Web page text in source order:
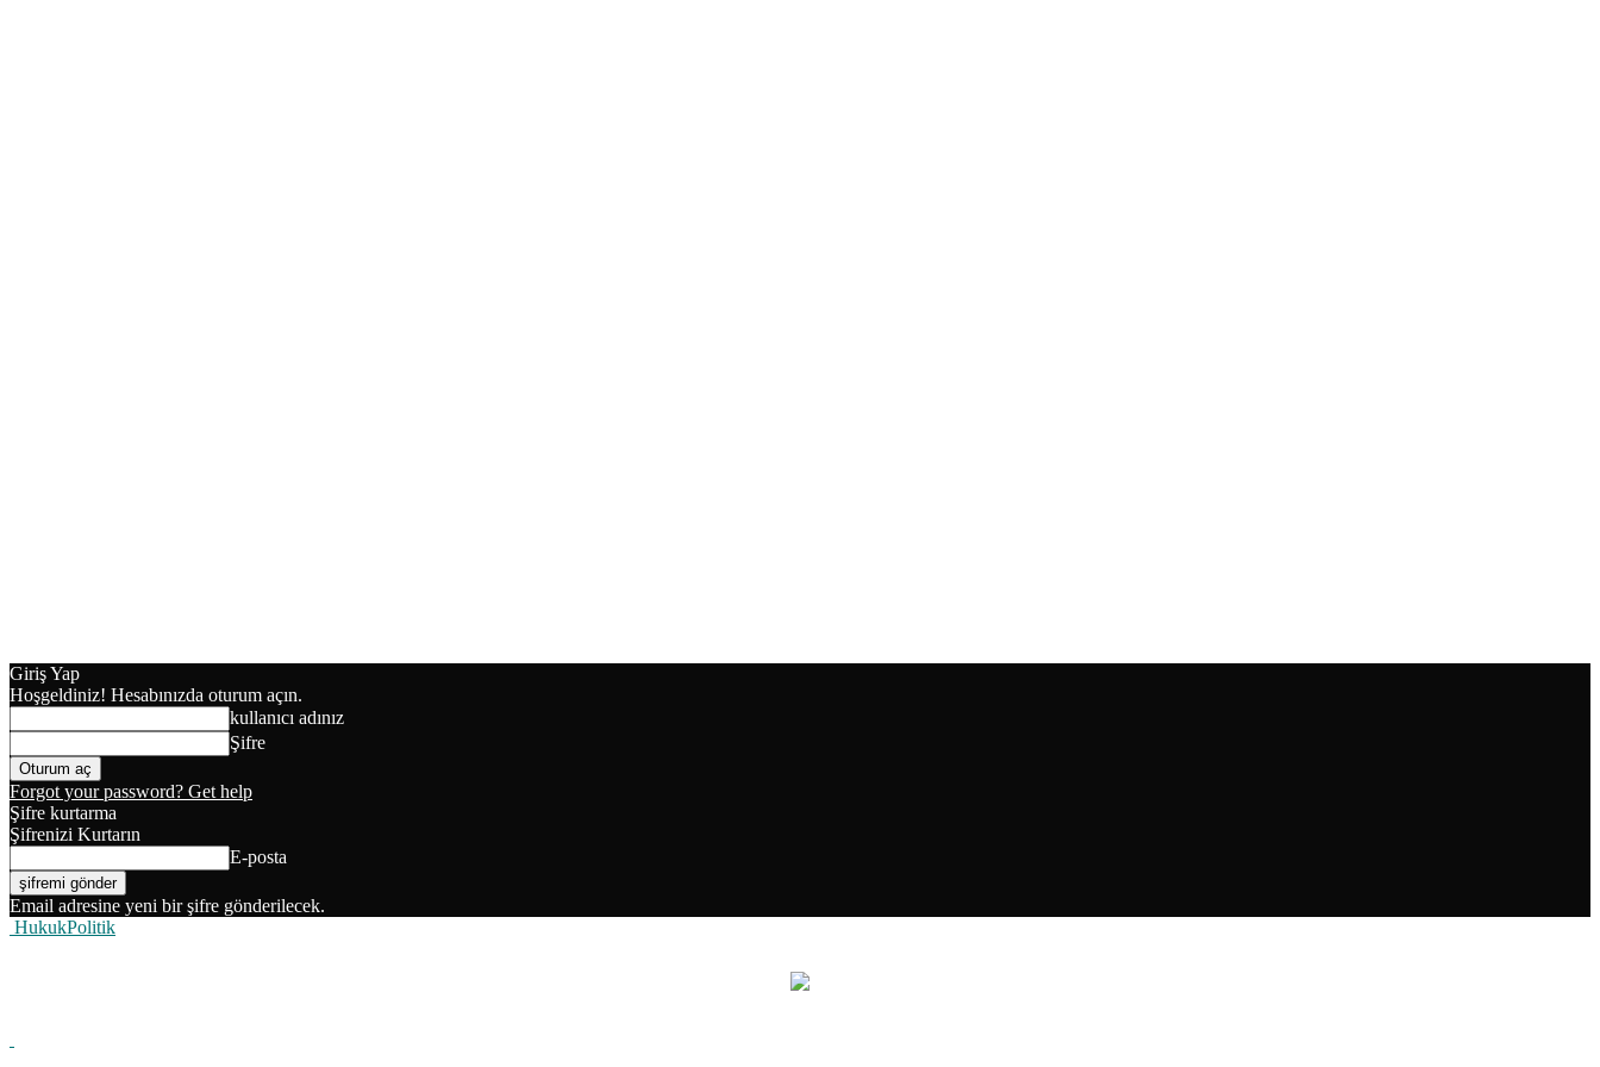
Giriş Yap
Hoşgeldiniz! Hesabınızda oturum açın.
kullanıcı adınız
Şifre
Forgot your password? Get help
Şifre kurtarma
Şifrenizi Kurtarın
E-posta
Email adresine yeni bir şifre gönderilecek.
HukukPolitik